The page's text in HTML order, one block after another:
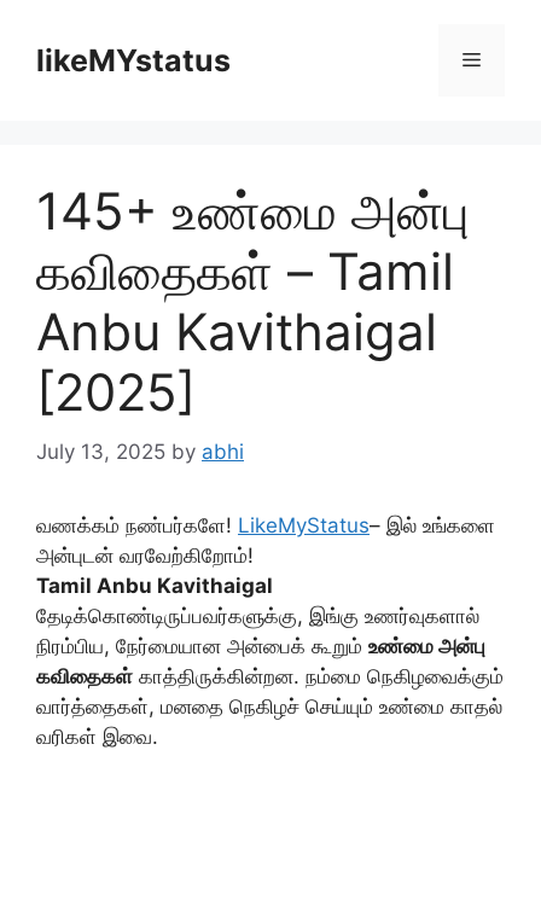
contentlikeMYstatus Menu
145+ உண்மை அன்பு
கவிதைகள் – Tamil
Anbu Kavithaigal
[2025]
July 13, 2025 by abhi
வணக்கம் நண்பர்களே! LikeMyStatus– இல் உங்களை
அன்புடன் வரவேற்கிறோம்!
Tamil Anbu Kavithaigal
தேடிக்கொண்டிருப்பவர்களுக்கு, இங்கு உணர்வுகளால்
நிரம்பிய, நேர்மையான அன்பைக் கூறும் உண்மை அன்பு
கவிதைகள் காத்திருக்கின்றன. நம்மை நெகிழவைக்கும்
வார்த்தைகள், மனதை நெகிழச் செய்யும் உண்மை காதல்
வரிகள் இவை.